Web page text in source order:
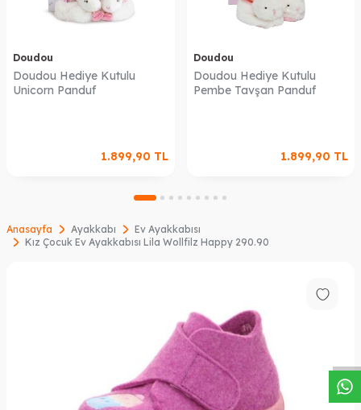
Doudou
Doudou Hediye Kutulu
Unicorn Panduf
1.899,90 TL
Doudou
Doudou Hediye Kutulu
Pembe Tavşan Panduf
1.899,90 TL
Anasayfa Ayakkabı
Ev Ayakkabısı
Kız Çocuk Ev Ayakkabısı Lila Wollfilz Happy 290.90